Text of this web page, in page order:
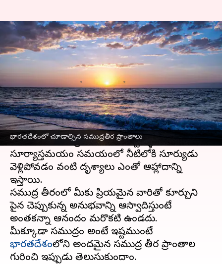
భారతదేశంలో చూడాల్సిన సముద్రతీర ప్రాంతాలు
మీకు సముద్రం అంటే ఇష్టమా? అయితే
ఇండియాలోని ఈ ప్రాంతాలను
తప్పకుండా సందర్శించండి
Sriram Pranateja Oct 11, 2023
ఈ వార్తాకథనం ఏంటి
చాలామందికి సముద్రం అంటే ఏదో తెలియని ఇష్టం
ఉంటుంది. సముద్రపు అలల చప్పుళ్ళు,
సూర్యాస్తమయం సమయంలో నీటిలోకి సూర్యుడు
వెళ్లిపోవడం వంటి దృశ్యాలు ఎంతో ఆహ్లాదాన్ని
ఇస్తాయి.
సముద్ర తీరంలో మీకు ప్రియమైన వారితో కూర్చుని
పైన చెప్పుకున్న అనుభవాన్ని ఆస్వాదిస్తుంటే
అంతకన్నా ఆనందం మరొకటి ఉండదు.
మీక్కూడా సముద్రం అంటే ఇష్టముంటే
భారతదేశంలోని అందమైన సముద్ర తీర ప్రాంతాల